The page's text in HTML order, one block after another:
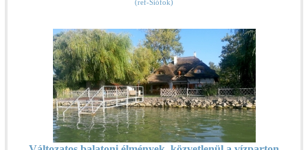
(ref-Siófok)